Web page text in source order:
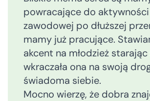
powracające do aktywności
zawodowej po dłuższej
mamy już pracujące.
akcent na młodzież
wkraczała ona na swoją
świadoma siebie.
Mocno wierzę, że dobra